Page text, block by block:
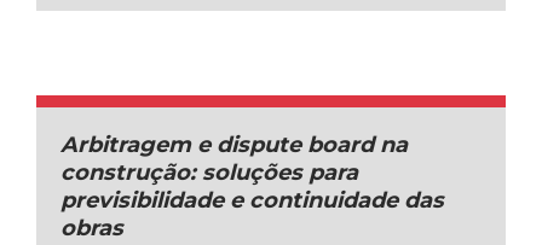
Arbitragem e dispute board na
construção: soluções para
previsibilidade e continuidade das
obras